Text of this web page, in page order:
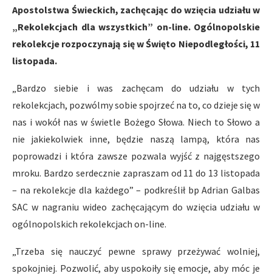
Apostolstwa Świeckich, zachęcając do wzięcia udziału w
„Rekolekcjach dla wszystkich” on-line. Ogólnopolskie
rekolekcje rozpoczynają się w Święto Niepodległości, 11
listopada.
„Bardzo siebie i was zachęcam do udziału w tych
rekolekcjach, pozwólmy sobie spojrzeć na to, co dzieje się w
nas i wokół nas w świetle Bożego Słowa. Niech to Słowo a
nie jakiekolwiek inne, będzie naszą lampą, która nas
poprowadzi i która zawsze pozwala wyjść z najgęstszego
mroku. Bardzo serdecznie zapraszam od 11 do 13 listopada
– na rekolekcje dla każdego” – podkreślił bp Adrian Galbas
SAC w nagraniu wideo zachęcającym do wzięcia udziału w
ogólnopolskich rekolekcjach on-line.
„Trzeba się nauczyć pewne sprawy przeżywać wolniej,
spokojniej. Pozwolić, aby uspokoiły się emocje, aby móc je